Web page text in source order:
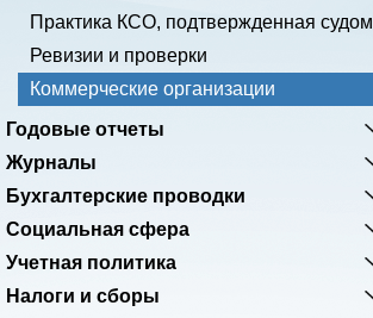
Практика КСО, подтвержденная судом
Ревизии и проверки
Коммерческие организации
Годовые отчеты
Журналы
Бухгалтерские проводки
Социальная сфера
Учетная политика
Налоги и сборы